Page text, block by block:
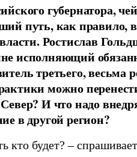
губернатора,
путь, как правило,
Ростислав
исполняющий
третьего, весьма
можно
И что надо
в другой регион?
кто будет? –